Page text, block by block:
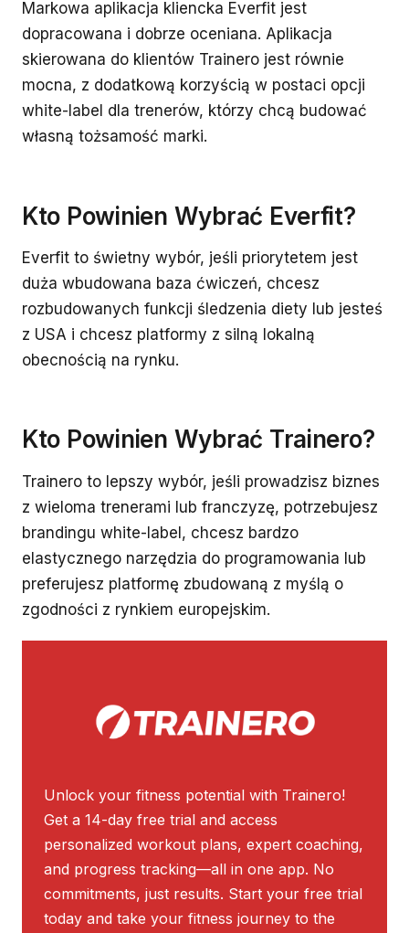
Markowa aplikacja kliencka Everfit jest
dopracowana i dobrze oceniana. Aplikacja
skierowana do klientów Trainero jest równie
mocna, z dodatkową korzyścią w postaci opcji
white-label dla trenerów, którzy chcą budować
własną tożsamość marki.
Kto Powinien Wybrać Everfit?
Everfit to świetny wybór, jeśli priorytetem jest
duża wbudowana baza ćwiczeń, chcesz
rozbudowanych funkcji śledzenia diety lub jesteś
z USA i chcesz platformy z silną lokalną
obecnością na rynku.
Kto Powinien Wybrać Trainero?
Trainero to lepszy wybór, jeśli prowadzisz biznes
z wieloma trenerami lub franczyzę, potrzebujesz
brandingu white-label, chcesz bardzo
elastycznego narzędzia do programowania lub
preferujesz platformę zbudowaną z myślą o
zgodności z rynkiem europejskim.
Unlock your fitness potential with Trainero!
Get a 14-day free trial and access
personalized workout plans, expert coaching,
and progress tracking—all in one app. No
commitments, just results. Start your free trial
today and take your fitness journey to the